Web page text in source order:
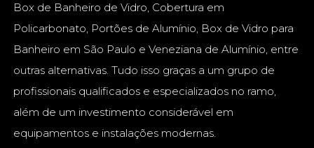
Box de Banheiro de Vidro, Cobertura em
Policarbonato, Portões de Alumínio, Box de Vidro para
Banheiro em São Paulo e Veneziana de Alumínio, entre
outras alternativas. Tudo isso graças a um grupo de
profissionais qualificados e especializados no ramo,
além de um investimento considerável em
equipamentos e instalações modernas.